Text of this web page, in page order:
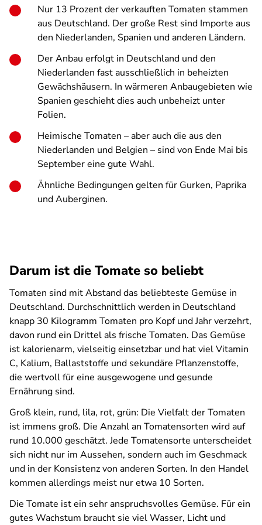
Nur 13 Prozent der verkauften Tomaten stammen
aus Deutschland. Der große Rest sind Importe aus
den Niederlanden, Spanien und anderen Ländern.
Der Anbau erfolgt in Deutschland und den
Niederlanden fast ausschließlich in beheizten
Gewächshäusern. In wärmeren Anbaugebieten wie
Spanien geschieht dies auch unbeheizt unter
Folien.
Heimische Tomaten – aber auch die aus den
Niederlanden und Belgien – sind von Ende Mai bis
September eine gute Wahl.
Ähnliche Bedingungen gelten für Gurken, Paprika
und Auberginen.
Darum ist die Tomate so beliebt
Tomaten sind mit Abstand das beliebteste Gemüse in
Deutschland. Durchschnittlich werden in Deutschland
knapp 30 Kilogramm Tomaten pro Kopf und Jahr verzehrt,
davon rund ein Drittel als frische Tomaten. Das Gemüse
ist kalorienarm, vielseitig einsetzbar und hat viel Vitamin
C, Kalium, Ballaststoffe und sekundäre Pflanzenstoffe,
die wertvoll für eine ausgewogene und gesunde
Ernährung sind.
Groß klein, rund, lila, rot, grün: Die Vielfalt der Tomaten
ist immens groß. Die Anzahl an Tomatensorten wird auf
rund 10.000 geschätzt. Jede Tomatensorte unterscheidet
sich nicht nur im Aussehen, sondern auch im Geschmack
und in der Konsistenz von anderen Sorten. In den Handel
kommen allerdings meist nur etwa 10 Sorten.
Die Tomate ist ein sehr anspruchsvolles Gemüse. Für ein
gutes Wachstum braucht sie viel Wasser, Licht und